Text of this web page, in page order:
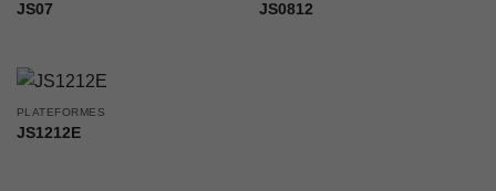
JS07 JS0812
PLATEFORMES
JS1212E